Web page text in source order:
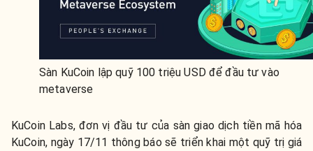
Sàn KuCoin lập quỹ 100 triệu USD để đầu tư vào
metaverse
KuCoin Labs, đơn vị đầu tư của sàn giao dịch tiền mã hóa
KuCoin, ngày 17/11 thông báo sẽ triển khai một quỹ trị giá